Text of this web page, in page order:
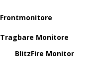
Frontmonitore
Tragbare Monitore
BlitzFire Monitor